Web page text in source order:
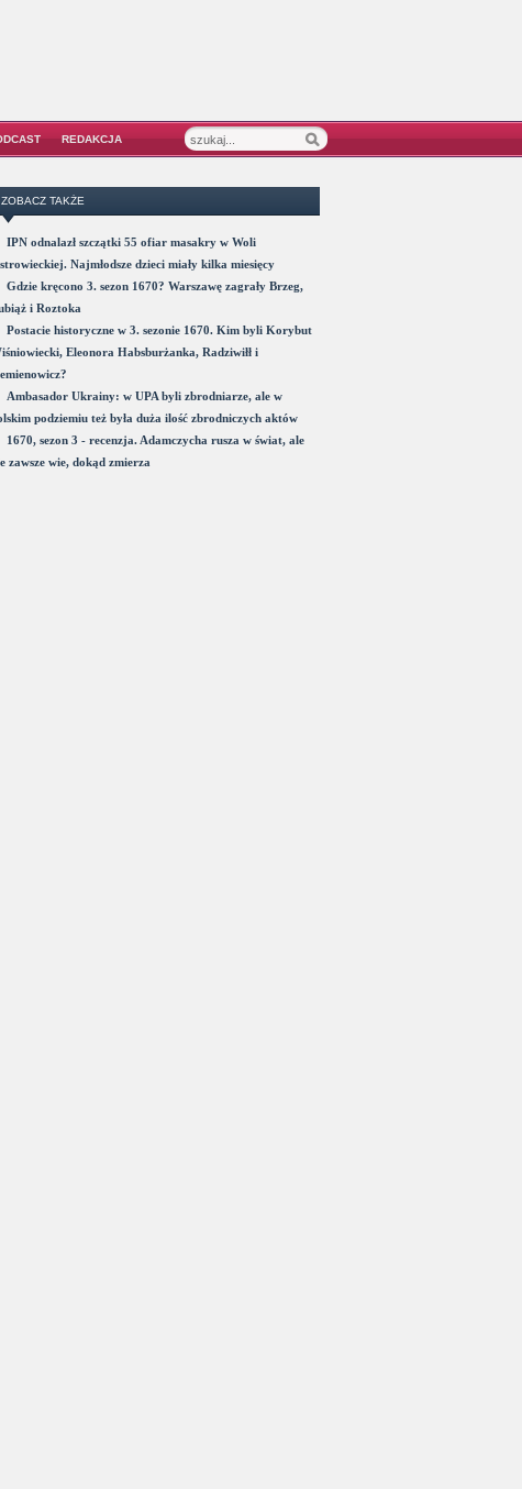
REDAKCJA
ZOBACZ TAKŻE
IPN odnalazł szczątki 55 ofiar masakry w Woli
Najmłodsze dzieci miały kilka miesięcy
Gdzie kręcono 3. sezon 1670? Warszawę zagrały Brzeg,
i Roztoka
Postacie historyczne w 3. sezonie 1670. Kim byli Korybut
Eleonora Habsburżanka, Radziwiłł i
Ambasador Ukrainy: w UPA byli zbrodniarze, ale w
podziemiu też była duża ilość zbrodniczych aktów
1670, sezon 3 - recenzja. Adamczycha rusza w świat, ale
zawsze wie, dokąd zmierza